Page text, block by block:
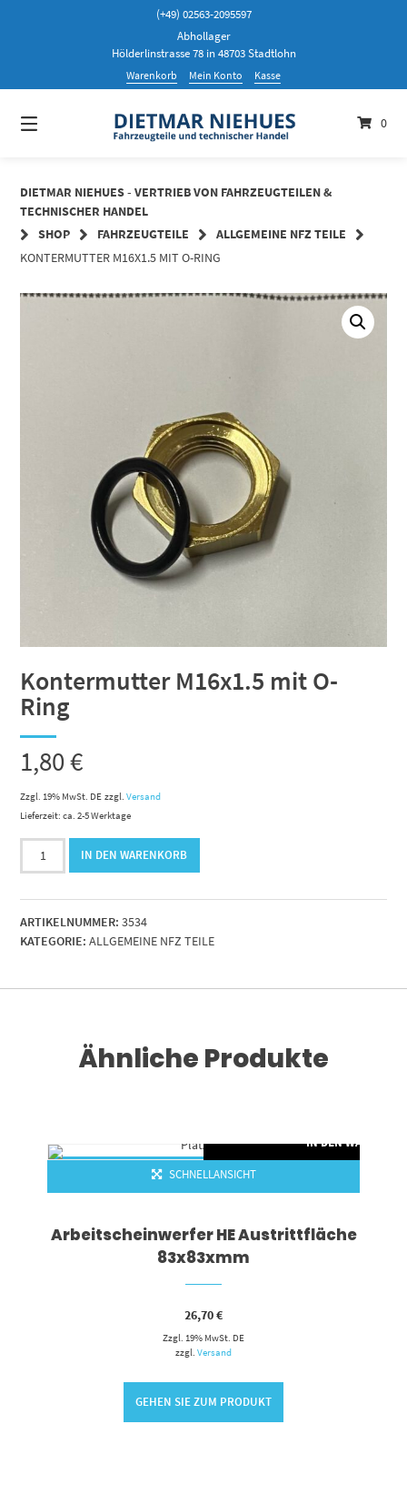
(+49) 02563-2095597
Abhollager
Hölderlinstrasse 78 in 48703 Stadtlohn
Warenkorb Mein Konto Kasse
0
DIETMAR NIEHUES - VERTRIEB VON FAHRZEUGTEILEN &
TECHNISCHER HANDEL
SHOP
FAHRZEUGTEILE
ALLGEMEINE NFZ TEILE
KONTERMUTTER M16X1.5 MIT O-RING
Kontermutter M16x1.5 mit O-
Ring
1,80€
Zzgl. 19% MwSt. DE zzgl.Versand
Lieferzeit: ca. 2-5 Werktage
Kontermutter
M16x1.5
O-
Ring
Menge
IN DEN WARENKORB
ARTIKELNUMMER: 3534
KATEGORIE: ALLGEMEINE NFZ TEILE
Ähnliche Produkte
IN DEN
SCHNELLANSICHT
Arbeitscheinwerfer HE Austrittfläche
83x83xmm
26,70€
Zzgl. 19% MwSt. DE
zzgl.Versand
GEHEN SIE ZUM PRODUKT